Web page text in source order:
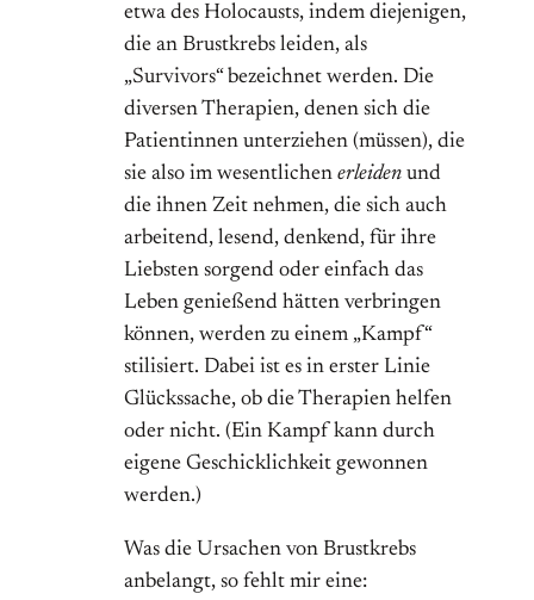
etwa des Holocausts, indem diejenigen,
die an Brustkrebs leiden, als
„Survivors“ bezeichnet werden. Die
diversen Therapien, denen sich die
Patientinnen unterziehen (müssen), die
sie also im wesentlichen erleiden und
die ihnen Zeit nehmen, die sich auch
arbeitend, lesend, denkend, für ihre
Liebsten sorgend oder einfach das
Leben genießend hätten verbringen
können, werden zu einem „Kampf“
stilisiert. Dabei ist es in erster Linie
Glückssache, ob die Therapien helfen
oder nicht. (Ein Kampf kann durch
eigene Geschicklichkeit gewonnen
werden.)
Was die Ursachen von Brustkrebs
anbelangt, so fehlt mir eine: